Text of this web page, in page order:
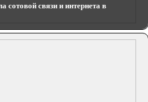
сотовой связи и интернета в